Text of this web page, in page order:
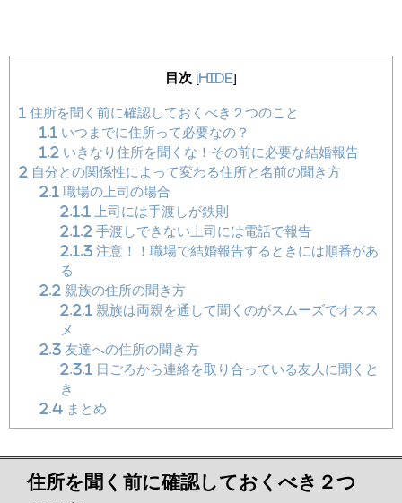
目次 [hide]
1 住所を聞く前に確認しておくべき２つのこと
1.1 いつまでに住所って必要なの？
1.2 いきなり住所を聞くな！その前に必要な結婚報告
2 自分との関係性によって変わる住所と名前の聞き方
2.1 職場の上司の場合
2.1.1
上司には手渡しが鉄則
2.1.2 手渡しできない上司には電話で報告
2.1.3注意！！職場で結婚報告するときには順番があ
る
2.2 親族の住所の聞き方
2.2.1 親族は両親を通して聞くのがスムーズでオスス
メ
2.3友達への住所の聞き方
2.3.1 日ごろから連絡を取り合っている友人に聞くと
き
2.4まとめ
住所を聞く前に確認しておくべき２つ